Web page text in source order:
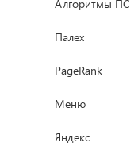
Алгоритмы ПС
Палех
PageRank
Меню
Яндекс